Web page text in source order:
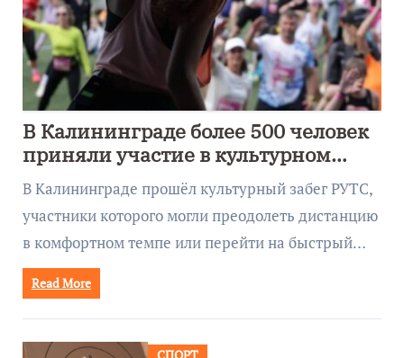
В Калининграде более 500 человек
приняли участие в культурном
забеге
В Калининграде прошёл культурный забег РУТС,
участники которого могли преодолеть дистанцию
в комфортном темпе или перейти на быстрый…
Read More